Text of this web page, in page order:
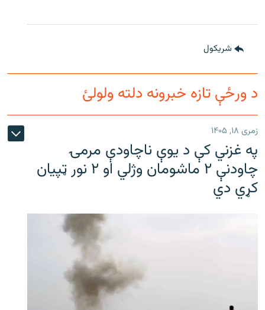
شريکول
د ورځې تازه خبرونه دلته ولولئ
زمری ۱۸, ۱۴۰۵
په غزني کې د یوې ناچاودې مرمۍ
چاودنې ۲ ماشومان وژلي او ۲ نور ټپیان
کړي دي